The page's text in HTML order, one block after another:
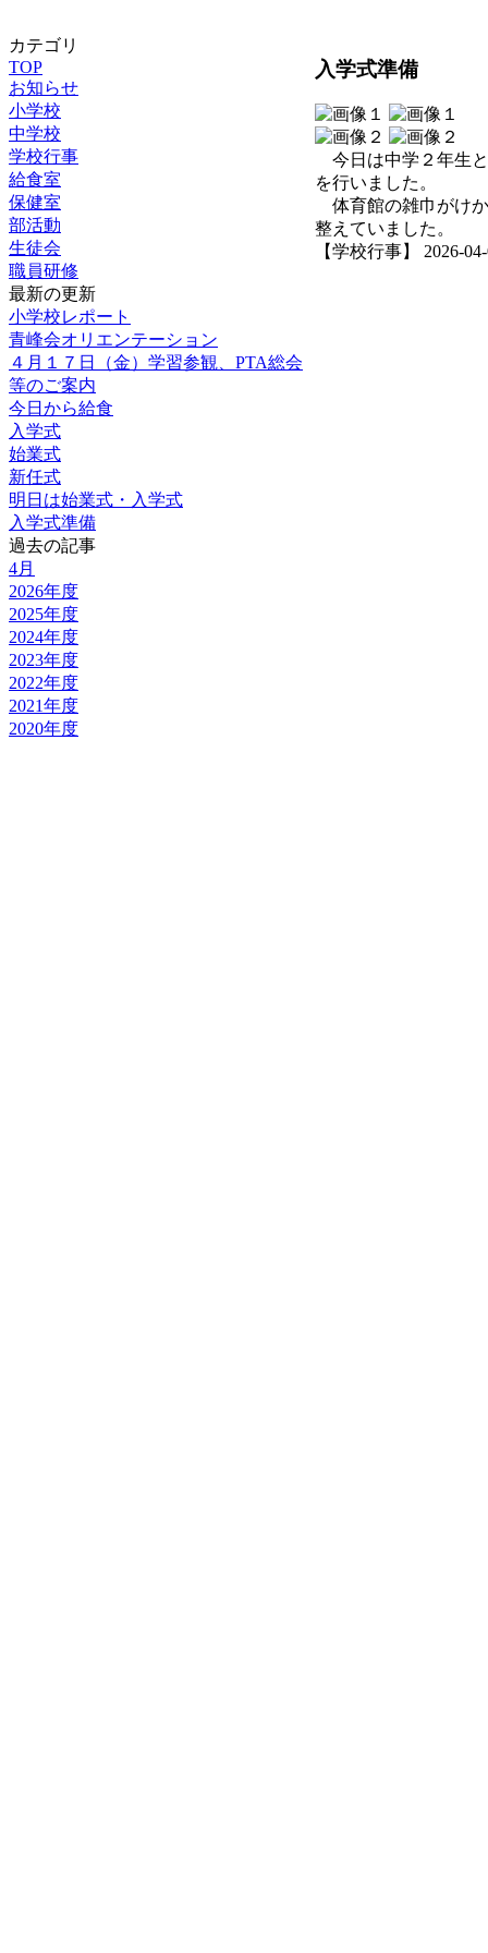
カテゴリ
TOP
お知らせ
小学校
中学校
学校行事
給食室
保健室
部活動
生徒会
職員研修
最新の更新
小学校レポート
青峰会オリエンテーション
４月１７日（金）学習参観、PTA総会
等のご案内
今日から給食
入学式
始業式
新任式
明日は始業式・入学式
入学式準備
過去の記事
4月
2026年度
2025年度
2024年度
2023年度
2022年度
2021年度
2020年度
入学式準備
今日は中学２年生
を行いました。
体育館の雑巾がけ
整えていました。
【学校行事】 2026-